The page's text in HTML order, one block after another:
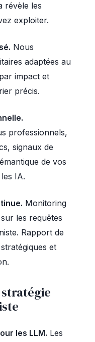
révèle les
exploiter.
Nous
adaptées au
impact et
précis.
professionnels,
signaux de
de vos
IA.
Monitoring
les requêtes
Rapport de
et
les LLM. Les